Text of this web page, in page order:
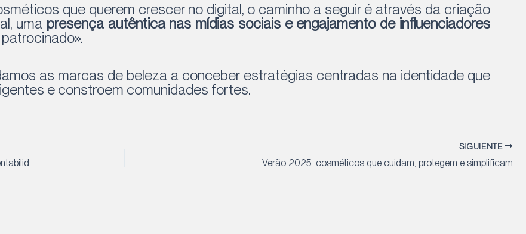
que querem crescer no digital, o caminho a seguir é através da criação
uma presença autêntica nas mídias sociais e engajamento de influenciadores
as marcas de beleza a conceber estratégias centradas na identidade que
e constroem comunidades fortes.
Trending Corporate na China Beauty Expo 2025: Inovação, sustentabilidade e expansão global
SIGUIENTE
Verão 2025: cosméticos que cuidam, protegem e simplificam